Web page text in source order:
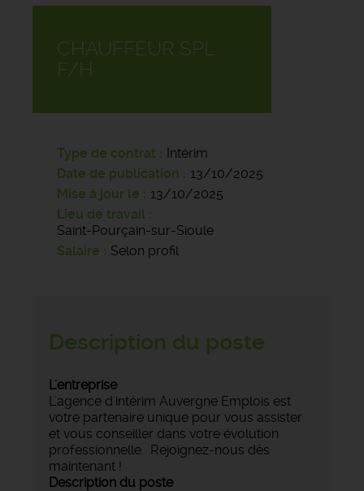
CHAUFFEUR SPL
F/H
Type de contrat
Intérim
Date de publication
13/10/2025
Mise à jour le
13/10/2025
Lieu de travail
Saint-Pourçain-sur-Sioule
Salaire
Selon profil
Description du poste
L'entreprise
L'agence d'intérim Auvergne Emplois est
votre partenaire unique pour vous assister
et vous conseiller dans votre évolution
professionnelle. Rejoignez-nous dès
maintenant !
Description du poste